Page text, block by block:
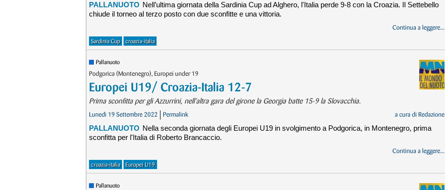
PALLANUOTO Nell’ultima giornata della Sardinia Cup ad Alghero, l'Italia perde 9-8 con la Croazia. Il Settebello
chiude il torneo al terzo posto con due sconfitte e una vittoria.
Continua a leggere...
Sardinia Cup croazia-italia
Pallanuoto
Podgorica (Montenegro), Europei under 19
Europei U19/ Croazia-Italia 12-7
Prima sconfitta per gli Azzurrini, nell'altra gara del girone la Georgia batte 15-9 la Slovacchia.
Lunedì 19 Settembre 2022 Permalink a cura di Redazione
PALLANUOTO Nella seconda giornata degli Europei U19 in svolgimento a Podgorica, in Montenegro, prima
sconfitta per l'Italia di Roberto Brancaccio.
Continua a leggere...
croazia-italia Europei U19
Pallanuoto